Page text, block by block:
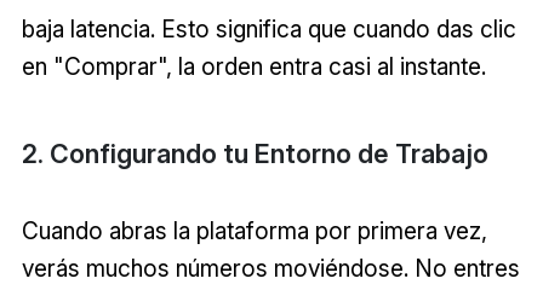
baja latencia. Esto significa que cuando das clic
en "Comprar", la orden entra casi al instante.
2. Configurando tu Entorno de Trabajo
Cuando abras la plataforma por primera vez,
verás muchos números moviéndose. No entres